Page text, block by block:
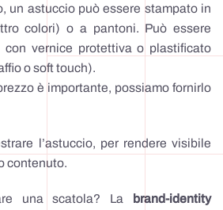
un astuccio può essere stampato in
colori) o a pantoni. Può essere
con vernice protettiva o plastificato
o soft touch).
è importante, possiamo fornirlo
l’astuccio, per rendere visibile
contenuto.
una scatola? La
brand-identity